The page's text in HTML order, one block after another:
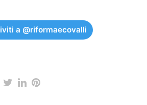
a @riformaecovalli